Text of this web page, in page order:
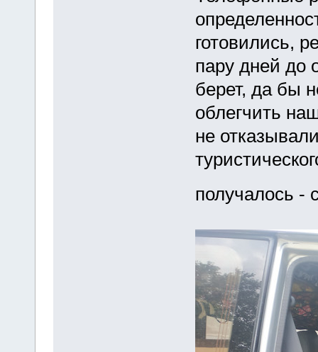
готовились,
пару дней до
берет, да бы
облегчить
не
получалось -